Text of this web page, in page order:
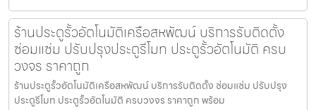
ร้านประตูรั้วอัตโนมัติเครือสหพัฒน์ บริการรับติดตั้ง
ซ่อมแซ่ม ปรับปรุงประตูรีโมท ประตูรั้วอัตโนมัติ ครบ
วงจร ราคาถูก
ร้านประตูรั้วอัตโนมัติเครือสหพัฒน์ บริการรับติดตั้ง ซ่อมแซ่ม ปรับปรุง
ประตูรีโมท ประตูรั้วอัตโนมัติ ครบวงจร ราคาถูก พร้อม